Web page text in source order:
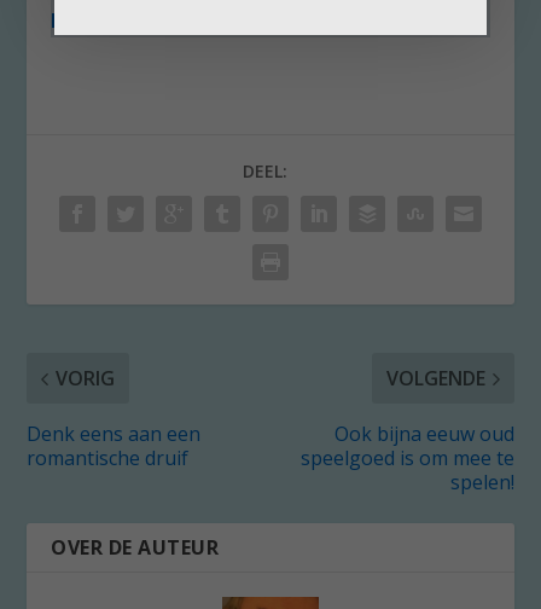
Band.
DEEL:
VORIG
Denk eens aan een
romantische druif
VOLGENDE
Ook bijna eeuw oud
speelgoed is om mee te
spelen!
OVER DE AUTEUR